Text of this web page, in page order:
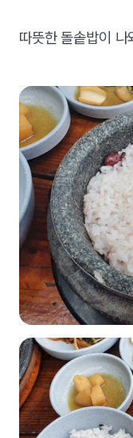
따뜻한 돌솥밥이